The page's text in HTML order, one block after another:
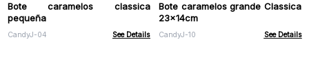
Bote caramelos classica
pequeña
CandyJ-04 See Details
Bote caramelos grande Classica
23x14cm
CandyJ-10 See Details